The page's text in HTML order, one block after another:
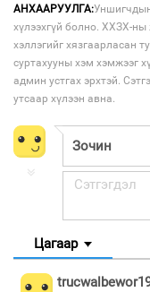
АНХААРУУЛГА:
хүлээхгүй болно. ХХЗХ-ны
хэллэгийг хязгаарласан
суртахууны хэм хэмжээг
админ устгах эрхтэй.
утсаар хүлээн авна.
Цагаар